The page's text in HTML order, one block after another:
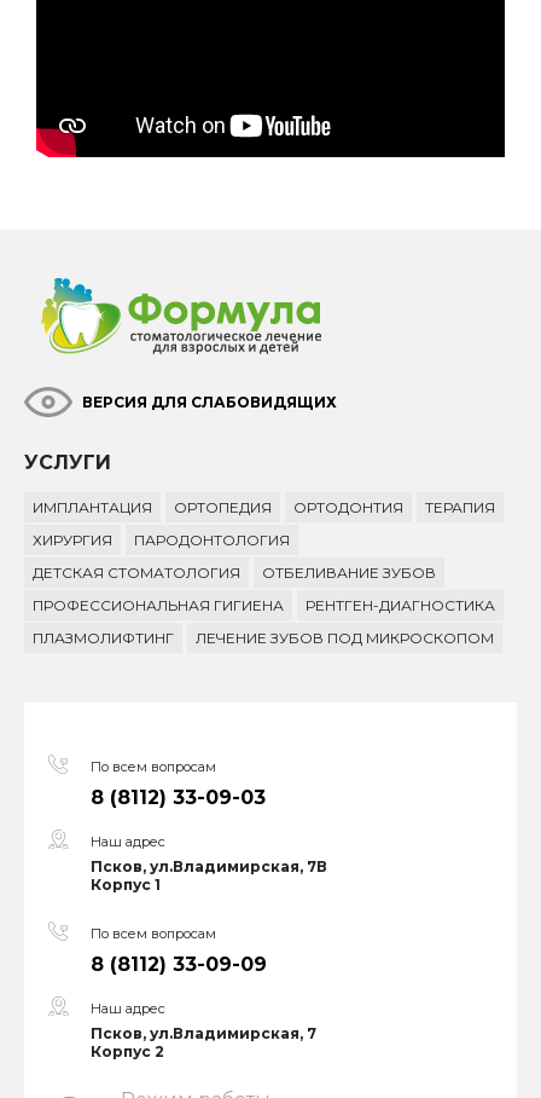
ВЕРСИЯ ДЛЯ СЛАБОВИДЯЩИХ
УСЛУГИ
ИМПЛАНТАЦИЯ ОРТОПЕДИЯ ОРТОДОНТИЯ
ТЕРАПИЯ
ХИРУРГИЯ
ПАРОДОНТОЛОГИЯ
ДЕТСКАЯ СТОМАТОЛОГИЯ
ОТБЕЛИВАНИЕ ЗУБОВ
ПРОФЕССИОНАЛЬНАЯ ГИГИЕНА
РЕНТГЕН-ДИАГНОСТИКА
ПЛАЗМОЛИФТИНГ
ЛЕЧЕНИЕ ЗУБОВ ПОД МИКРОСКОПОМ
По всем вопросам
8 (8112) 33-09-03
Наш адрес
Псков, ул.Владимирская, 7В
Корпус 1
По всем вопросам
8 (8112) 33-09-09
Наш адрес
Псков, ул.Владимирская, 7
Корпус 2